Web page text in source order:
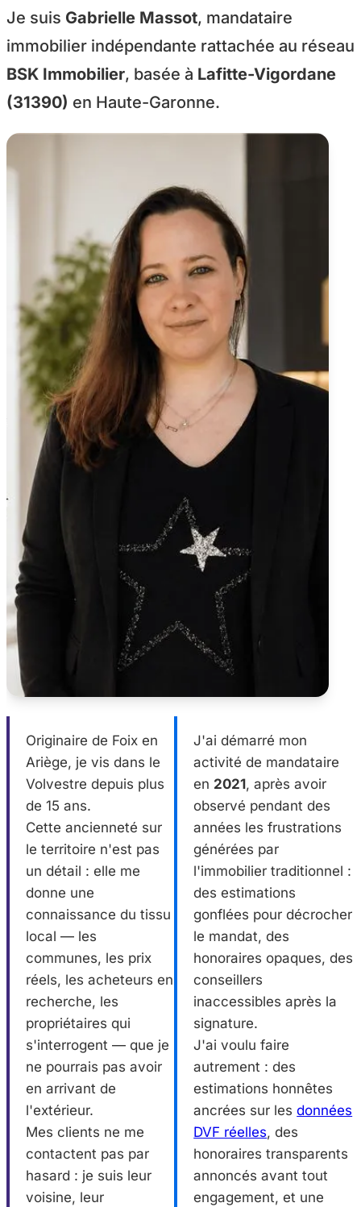
Je suis Gabrielle Massot, mandataire
immobilier indépendante rattachée au réseau
BSK Immobilier, basée à Lafitte-Vigordane
(31390) en Haute-Garonne.
Originaire de Foix en
Ariège, je vis dans le
Volvestre depuis plus
de 15 ans.
Cette ancienneté sur
le territoire n'est pas
un détail : elle me
donne une
connaissance du tissu
local — les
communes, les prix
réels, les acheteurs en
recherche, les
propriétaires qui
s'interrogent — que je
ne pourrais pas avoir
en arrivant de
l'extérieur.
Mes clients ne me
contactent pas par
hasard : je suis leur
voisine, leur
J'ai démarré mon
activité de mandataire
en 2021, après avoir
observé pendant des
années les frustrations
générées par
l'immobilier traditionnel :
des estimations
gonflées pour décrocher
le mandat, des
honoraires opaques, des
conseillers
inaccessibles après la
signature.
J'ai voulu faire
autrement : des
estimations honnêtes
ancrées sur lesdonnées
DVF réelles, des
honoraires transparents
annoncés avant tout
engagement, et une